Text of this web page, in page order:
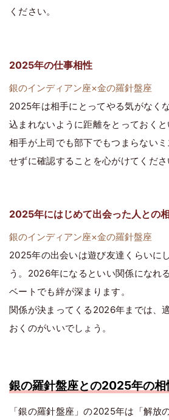
ください。
2025年の仕事相性
銀のインディアン座×金の羅針盤座
2025年は相手にとってやる気がなく
込まれないように距離をとっておくと
相手が上司でも部下でもつまらない
せずに確認することを心がけてくださ
2025年にはじめて出会った人との
銀のインディアン座×金の羅針盤座
2025年の出会いは遊び友達くらいに
う。2026年になるといい関係になれ
ベートでも絆が深まります。
関係が決まってくる2026年までは、
おくのがいいでしょう。
銀の羅針盤座との2025年の相
「銀の羅針盤座」の2025年は「解放の